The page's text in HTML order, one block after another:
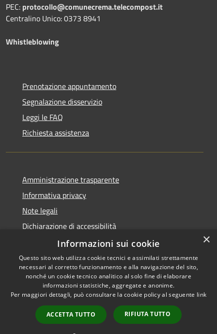
PEC: protocollo@comunecrema.telecompost.it
Centralino Unico: 0373 8941
Whistleblowing
Prenotazione appuntamento
Segnalazione disservizio
Leggi le FAQ
Richiesta assistenza
Amministrazione trasparente
Informativa privacy
Note legali
Dichiarazione di accessibilità
Piano di miglioramento dei servizi
RSS
Accessibilità
Copyright © 2026 • Comune di
Municipium•
Accesso
redazione
×
Informazioni sui cookie
Questo sito web utilizza cookie tecnici e assimilati strettamente
necessari al corretto funzionamento e alla navigazione del sito,
nonché un cookie tecnico analitico al solo fine di elaborare
informazioni statistiche, aggregate e anonime.
Per maggiori dettagli, può consultare la cookie policy al seguente link
ACCETTA TUTTO RIFIUTA TUTTO